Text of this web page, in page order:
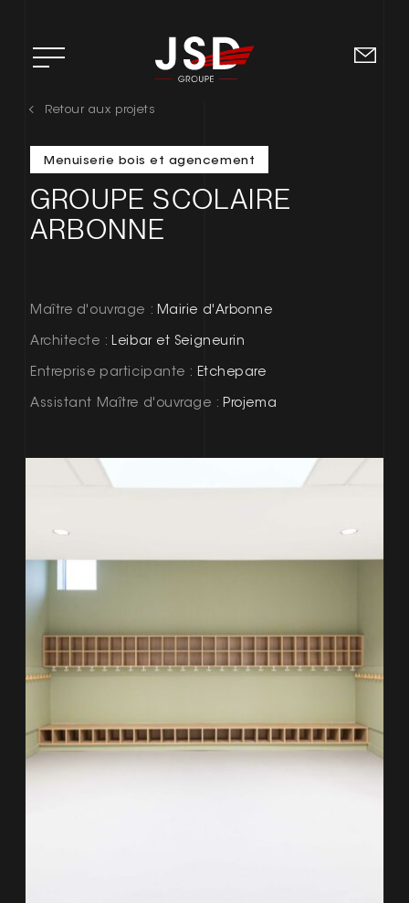
ACCUEIL
L’ENTREPRISE
DOMAINES D’EXPERTISE
RECRUTEMENT
CONTACT
Retour aux projets
Menuiserie bois et agencement
GROUPE SCOLAIRE
ARBONNE
Maître d'ouvrage : Mairie d'Arbonne
Architecte : Leibar et Seigneurin
Entreprise participante : Etchepare
Assistant Maître d'ouvrage : Projema